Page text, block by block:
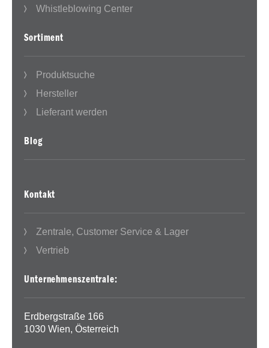
Whistleblowing Center
Sortiment
Produktsuche
Hersteller
Lieferant werden
Blog
Kontakt
Zentrale, Customer Service & Lager
Vertrieb
Unternehmenszentrale:
Erdbergstraße 166
1030 Wien, Österreich